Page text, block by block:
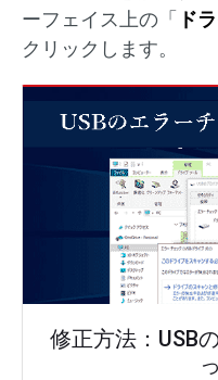
ーフェイス上の「 ド
クリックします。
修正方法：USB